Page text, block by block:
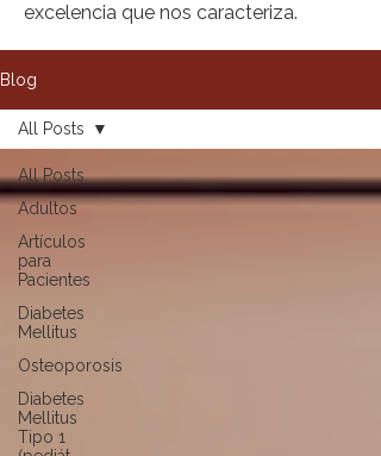
excelencia que nos caracteriza.
Blog
All Posts
Adultos
Artículos
para
Pacientes
Diabetes
Mellitus
Osteoporosis
Diabetes
Mellitus
Tipo 1
All Posts